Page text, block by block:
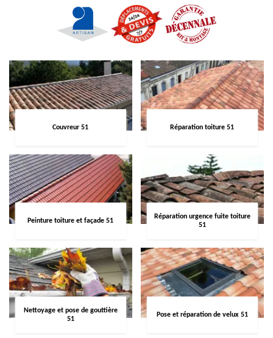
Couvreur 51 Réparation toiture 51
Peinture toiture et façade 51
Réparation urgence fuite toiture
51
Nettoyage et pose de gouttière
51
Pose et réparation de velux 51